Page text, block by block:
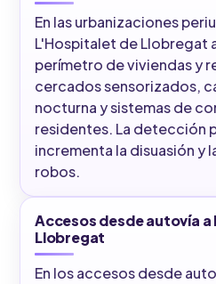
En las urbanizaciones
L'Hospitalet de Llobregat
perímetro de viviendas y
cercados sensorizados,
nocturna y sistemas de
residentes. La detección
incrementa la disuasión y
robos.
Accesos desde autovía
Llobregat
En los accesos desde